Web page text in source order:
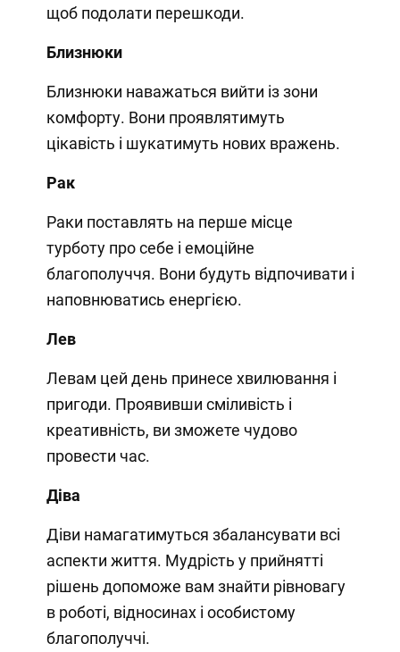
щоб подолати перешкоди.
Близнюки
Близнюки наважаться вийти із зони
комфорту. Вони проявлятимуть
цікавість і шукатимуть нових вражень.
Рак
Раки поставлять на перше місце
турботу про себе і емоційне
благополуччя. Вони будуть відпочивати і
наповнюватись енергією.
Лев
Левам цей день принесе хвилювання і
пригоди. Проявивши сміливість і
креативність, ви зможете чудово
провести час.
Діва
Діви намагатимуться збалансувати всі
аспекти життя. Мудрість у прийнятті
рішень допоможе вам знайти рівновагу
в роботі, відносинах і особистому
благополуччі.